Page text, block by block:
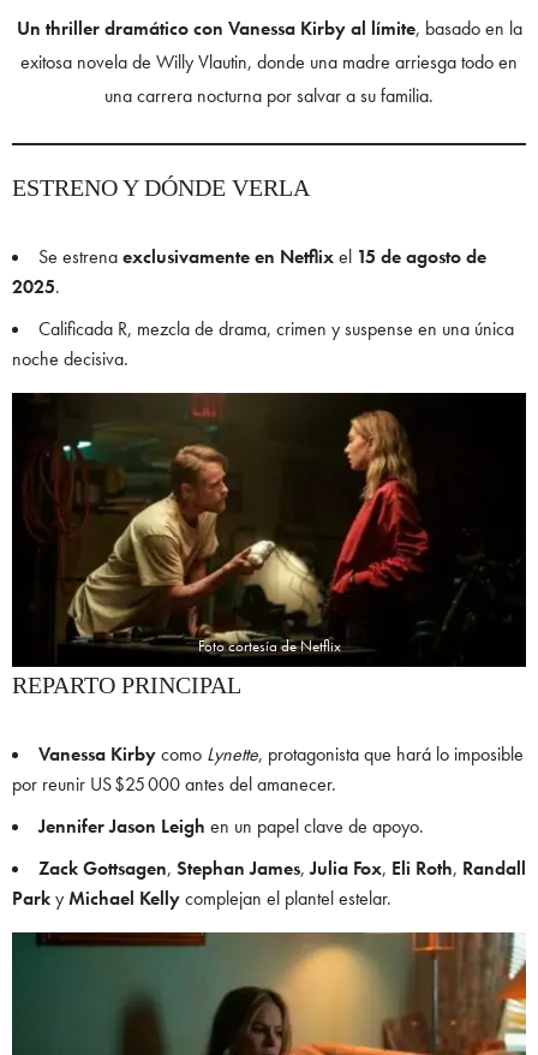
Un thriller dramático con Vanessa Kirby al límite, basado en la
exitosa novela de Willy Vlautin, donde una madre arriesga todo en
una carrera nocturna por salvar a su familia.
ESTRENO Y DÓNDE VERLA
Se estrenaexclusivamente en Netflixel 15 de agosto de
2025.
Calificada R, mezcla de drama, crimen y suspense en una única
noche decisiva.
Foto cortesía de Netflix
REPARTO PRINCIPAL
Vanessa Kirbycomo Lynette, protagonista que hará lo imposible
por reunir US $25 000 antes del amanecer.
Jennifer Jason Leigh en un papel clave de apoyo.
Zack Gottsagen, Stephan James,Julia Fox, Eli Roth, Randall
ParkyMichael Kellycomplejan el plantel estelar.